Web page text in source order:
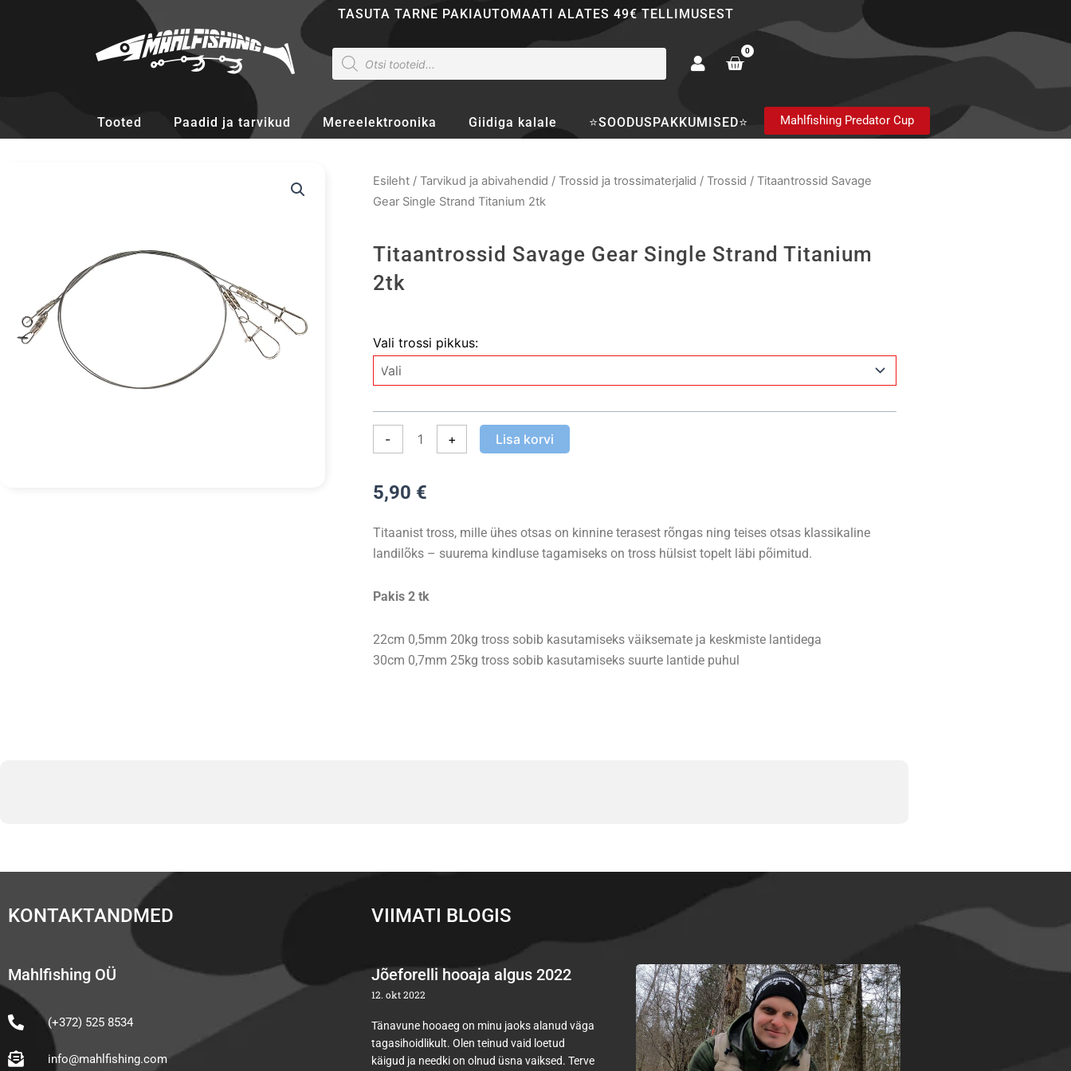
TASUTA TARNE PAKIAUTOMAATI ALATES 49€ TELLIMUSEST
Products
search
0
Cart
Tooted Paadid ja tarvikud Mereelektroonika Giidiga kalale ⭐SOODUSPAKKUMISED⭐ Mahlfishing Predator Cup
Esileht/ Tarvikud ja abivahendid / Trossid ja trossimaterjalid / Trossid / Titaantrossid Savage
Gear Single Strand Titanium 2tk
Titaantrossid Savage Gear Single Strand Titanium
2tk
Vali trossi pikkus:
-
Savage
Gear
Strand
Titanium
2tk
+ Lisa korvi
5,90 €
Titaanist tross, mille ühes otsas on kinnine terasest rõngas ning teises otsas klassikaline
landilõks – suurema kindluse tagamiseks on tross hülsist topelt läbi põimitud.
Pakis 2 tk
22cm 0,5mm 20kg tross sobib kasutamiseks väiksemate ja keskmiste lantidega
30cm 0,7mm 25kg tross sobib kasutamiseks suurte lantide puhul
KONTAKTANDMED
Mahlfishing OÜ
(+372) 525 8534
info@mahlfishing.com
VIIMATI BLOGIS
Jõeforelli hooaja algus 2022
12. okt 2022
Tänavune hooaeg on minu jaoks alanud väga
tagasihoidlikult. Olen teinud vaid loetud
käigud ja needki on olnud üsna vaiksed. Terve